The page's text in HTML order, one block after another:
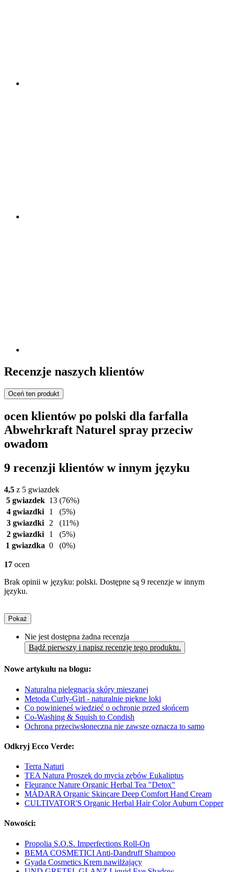
Recenzje naszych klientów
Oceń ten produkt
ocen klientów po polski dla farfalla
Abwehrkraft Naturel spray przeciw
owadom
9 recenzji klientów w innym języku
4,5 z 5 gwiazdek
5 gwiazdek 13 (76%)
4 gwiazdki
1
(5%)
3 gwiazdki
2
(11%)
2 gwiazdki
1
(5%)
1 gwiazdka 0 (0%)
17 ocen
Brak opinii w języku: polski. Dostępne są 9 recenzje w innym
języku.
Pokaż
Nie jest dostępna żadna recenzja
Bądź pierwszy i napisz recenzję tego produktu.
Nowe artykułu na blogu:
Naturalna pielęgnacja skóry mieszanej
Metoda Curly-Girl - naturalnie piękne loki
Co powinieneś wiedzieć o ochronie przed słońcem
Co-Washing & Squish to Condish
Ochrona przeciwsłoneczna nie zawsze oznacza to samo
Odkryj Ecco Verde:
Terra Naturi
TEA Natura Proszek do mycia zębów Eukaliptus
Fleurance Nature Organic Herbal Tea "Detox"
MÁDARA Organic Skincare Deep Comfort Hand Cream
CULTIVATOR'S Organic Herbal Hair Color Auburn Copper
Nowości:
Propolia S.O.S. Imperfections Roll-On
BEMA COSMETICI Anti-Dandruff Shampoo
Gyada Cosmetics Krem nawilżający